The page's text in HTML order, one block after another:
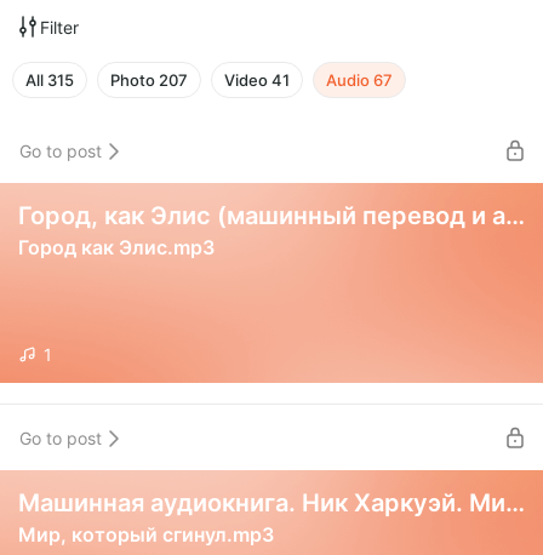
Filter
All 315 Photo 207 Video41 Audio67
Go to post
Город, как Элис (машинный перевод и аудиокнига)
Город как Элис.mp3
1
Go to post
Машинная аудиокнига. Ник Харкуэй. Мир, который сгинул
Мир, который сгинул.mp3